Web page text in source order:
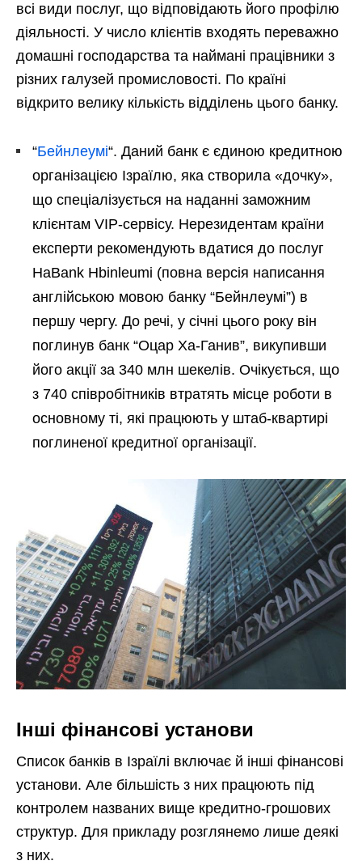
всі види послуг, що відповідають його профілю
діяльності. У число клієнтів входять переважно
домашні господарства та наймані працівники з
різних галузей промисловості. По країні
відкрито велику кількість відділень цього банку.
“Бейнлеумі“. Даний банк є єдиною кредитною
організацією Ізраїлю, яка створила «дочку»,
що спеціалізується на наданні заможним
клієнтам VIP-сервісу. Нерезидентам країни
експерти рекомендують вдатися до послуг
HaBank Hbinleumi (повна версія написання
англійською мовою банку “Бейнлеумі”) в
першу чергу. До речі, у січні цього року він
поглинув банк “Оцар Ха-Ганив”, викупивши
його акції за 340 млн шекелів. Очікується, що
з 740 співробітників втратять місце роботи в
основному ті, які працюють у штаб-квартирі
поглиненої кредитної організації.
Інші фінансові установи
Список банків в Ізраїлі включає й інші фінансові
установи. Але більшість з них працюють під
контролем названих вище кредитно-грошових
структур. Для прикладу розглянемо лише деякі
з них.